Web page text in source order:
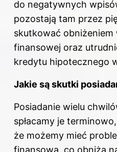
do negatywnych
pozostają tam przez
skutkować
finansowej oraz
kredytu hipotecznego
Jakie są skutki
Posiadanie wielu
spłacamy je
że możemy mieć
finansową, co obniża